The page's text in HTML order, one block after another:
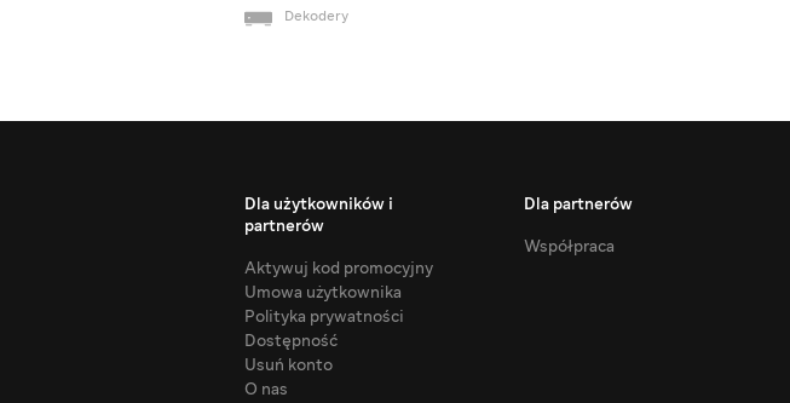
Dekodery
Dla użytkowników i
partnerów
Aktywuj kod promocyjny
Umowa użytkownika
Polityka prywatności
Dostępność
Usuń konto
O nas
Dla partnerów
Współpraca